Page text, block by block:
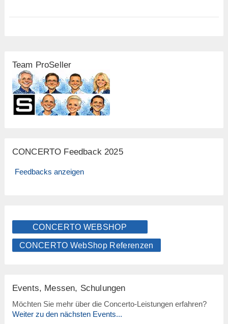
Team ProSeller
CONCERTO Feedback 2025
Feedbacks anzeigen
CONCERTO WEBSHOP
CONCERTO WebShop Referenzen
Events, Messen, Schulungen
Möchten Sie mehr über die Concerto-Leistungen erfahren?
Weiter zu den nächsten Events...